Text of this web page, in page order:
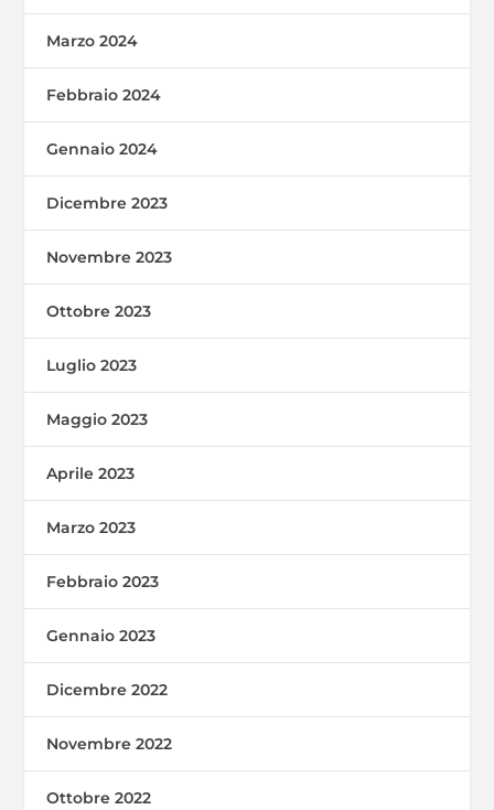
Marzo 2024
Febbraio 2024
Gennaio 2024
Dicembre 2023
Novembre 2023
Ottobre 2023
Luglio 2023
Maggio 2023
Aprile 2023
Marzo 2023
Febbraio 2023
Gennaio 2023
Dicembre 2022
Novembre 2022
Ottobre 2022